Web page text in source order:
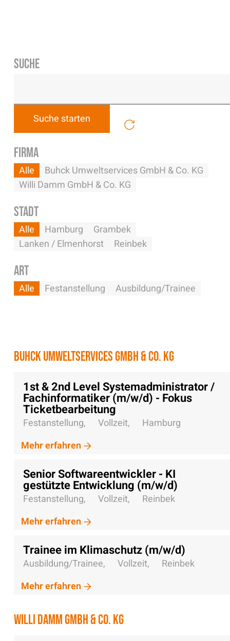
Ein Unternehmen der
Suche
Firma
Alle
Buhck Umweltservices GmbH & Co. KG
Willi Damm GmbH & Co. KG
Stadt
Alle Hamburg
Grambek
Lanken / Elmenhorst
Reinbek
Art
Alle Festanstellung Ausbildung/Trainee
Buhck Umweltservices GmbH & Co. KG
1st & 2nd Level Systemadministrator /
Fachinformatiker (m/w/d) - Fokus
Ticketbearbeitung
Festanstellung, Vollzeit,
Hamburg
Mehr erfahren
Senior Softwareentwickler - KI
gestützte Entwicklung (m/w/d)
Festanstellung, Vollzeit,
Reinbek
Mehr erfahren
Trainee im Klimaschutz (m/w/d)
Ausbildung/Trainee, Vollzeit,
Reinbek
Mehr erfahren
Willi Damm GmbH & Co. KG